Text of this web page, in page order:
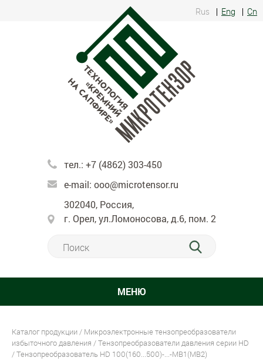
Rus Eng Cn
тел.: +7 (4862) 303-450
e-mail: ooo@microtensor.ru
302040, Россия,
г. Орел, ул.Ломоносова, д.6, пом. 2
МЕНЮ
Каталог продукции/ Микроэлектронные тензопреобразователи
избыточного давления /Тензопреобразователи давления серии HD
/ Тензопреобразователь HD 100(160...500)-...-MВ1(MВ2)